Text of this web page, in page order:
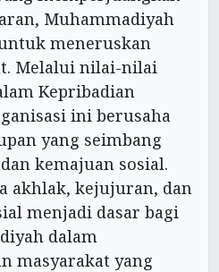
Muhammadiyah
meneruskan
Melalui nilai-nilai
Kepribadian
ini berusaha
yang seimbang
kemajuan sosial.
akhlak, kejujuran, dan
menjadi dasar bagi
dalam
masyarakat yang